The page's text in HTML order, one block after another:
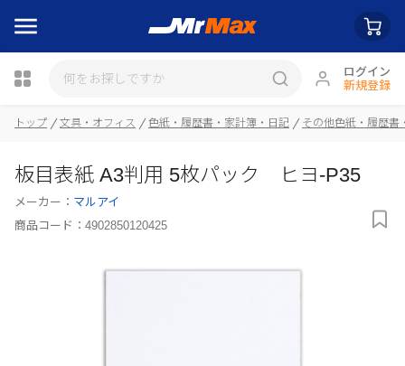
ログイン
新規登録
瓶詰
トップ 文具・オフィス 色紙・履歴書・家計簿・日記 その他色紙・履歴書
板目表紙 A3判用 5枚パック ヒヨ-P35
メーカー： マルアイ
商品コード： 4902850120425